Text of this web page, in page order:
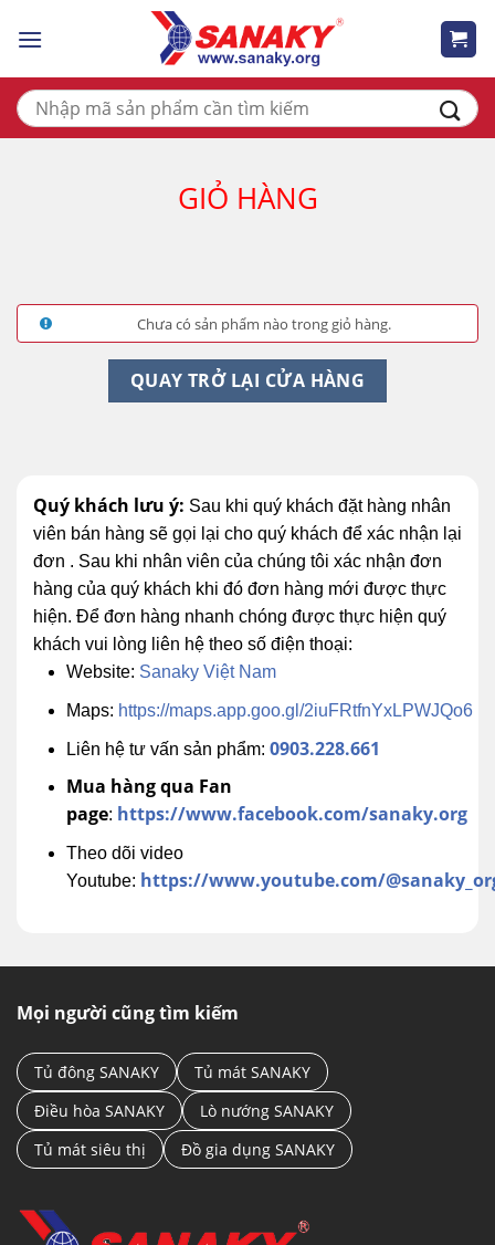
Tìm
kiếm:
GIỎ HÀNG
Chưa có sản phẩm nào trong giỏ hàng.
QUAY TRỞ LẠI CỬA HÀNG
Quý khách lưu ý: Sau khi quý khách đặt hàng nhân
viên bán hàng sẽ gọi lại cho quý khách để xác nhận lại
đơn . Sau khi nhân viên của chúng tôi xác nhận đơn
hàng của quý khách khi đó đơn hàng mới được thực
hiện. Để đơn hàng nhanh chóng được thực hiện quý
khách vui lòng liên hệ theo số điện thoại:
Website: Sanaky Việt Nam
Maps: https://maps.app.goo.gl/2iuFRtfnYxLPWJQo6
Liên hệ tư vấn sản phẩm: 0903.228.661
Mua hàng qua Fan
page: https://www.facebook.com/sanaky.org
Theo dõi video
Youtube: https://www.youtube.com/
Mọi người cũng tìm kiếm
Tủ đông SANAKY
Tủ mát SANAKY
Điều hòa SANAKY
Lò nướng SANAKY
Tủ mát siêu thị
Đồ gia dụng SANAKY